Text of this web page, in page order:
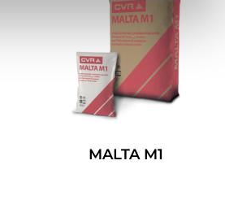
MALTA M1